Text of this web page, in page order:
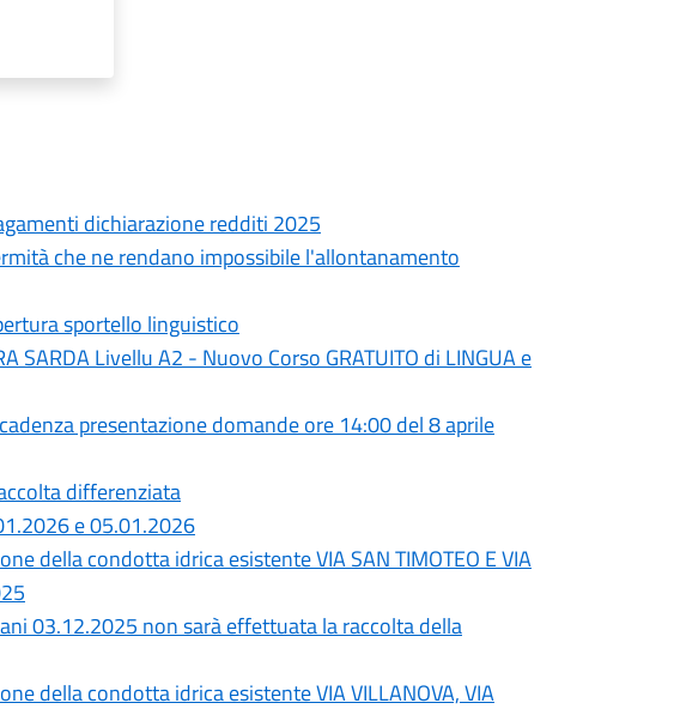
dichiarazione redditi 2025
che ne rendano impossibile l'allontanamento
sportello linguistico
SARDA Livellu A2 - Nuovo Corso GRATUITO di LINGUA e
presentazione domande ore 14:00 del 8 aprile
differenziata
e 05.01.2026
della condotta idrica esistente VIA SAN TIMOTEO E VIA
03.12.2025 non sarà effettuata la raccolta della
della condotta idrica esistente VIA VILLANOVA, VIA